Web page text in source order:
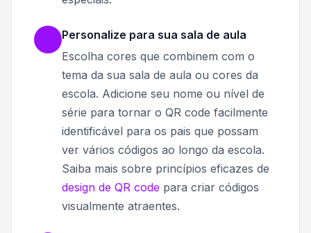
Personalize para sua sala de aula
Escolha cores que combinem com o
tema da sua sala de aula ou cores da
escola. Adicione seu nome ou nível de
série para tornar o QR code facilmente
identificável para os pais que possam
ver vários códigos ao longo da escola.
Saiba mais sobre princípios eficazes de
design de QR code para criar códigos
visualmente atraentes.